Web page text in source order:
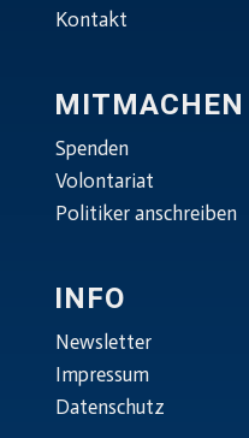
Kontakt
MITMACHEN
Spenden
Volontariat
Politiker anschreiben
INFO
Newsletter
Impressum
Datenschutz